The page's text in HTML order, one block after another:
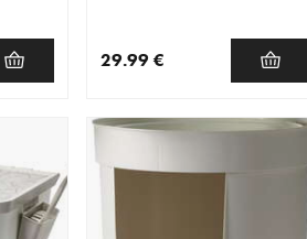
29.99 €